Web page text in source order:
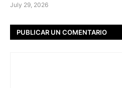
July 29, 2026
PUBLICAR UN COMENTARIO